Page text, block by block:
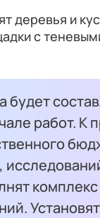
деревья и
с
будет
работ. К